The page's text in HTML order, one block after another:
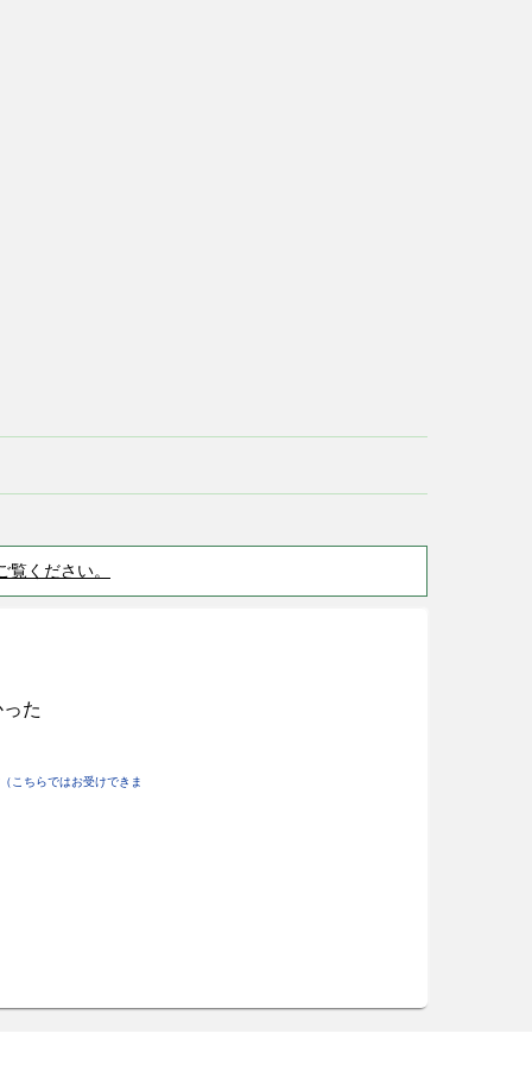
ください。
た
こちらではお受けできま